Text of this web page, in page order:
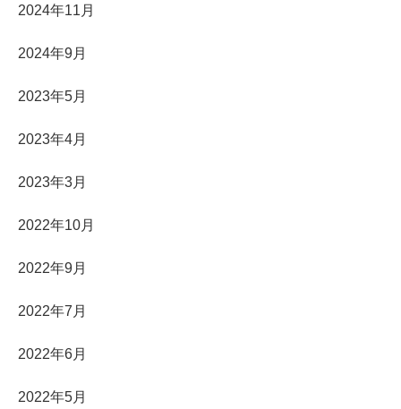
2024年11月
2024年9月
2023年5月
2023年4月
2023年3月
2022年10月
2022年9月
2022年7月
2022年6月
2022年5月